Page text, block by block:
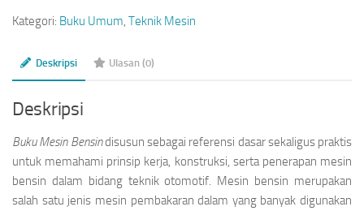
Kategori: Buku Umum, Teknik Mesin
Deskripsi Ulasan (0)
Deskripsi
Buku Mesin Bensindisusun sebagai referensi dasar sekaligus praktis
untuk memahami prinsip kerja, konstruksi, serta penerapan mesin
bensin dalam bidang teknik otomotif. Mesin bensin merupakan
salah satu jenis mesin pembakaran dalam yang banyak digunakan